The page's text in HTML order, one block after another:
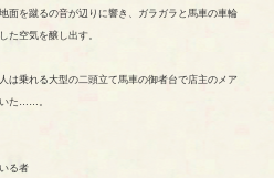
面を蹴るの音が辺りに響き、ガラガラと馬車の車輪
た空気を醸し出す。
は乗れる大型の二頭立て馬車の御者台で店主のメア
いた……。
る者